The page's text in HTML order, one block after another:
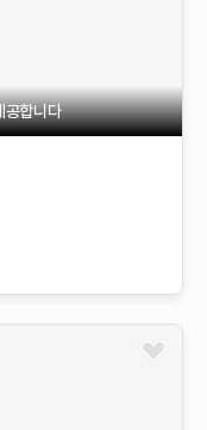
공합니다